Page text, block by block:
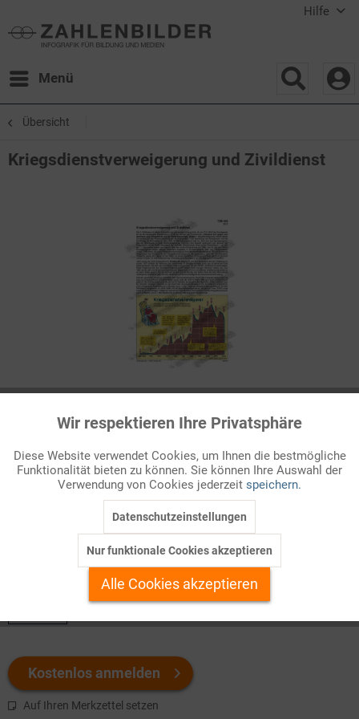
Hilfe
Menü
Übersicht
Kriegsdienstverweigerung und Zivildienst
Kriegsdienstverweigerung und Zivildienst
Der 2. Weltkrieg mit seinen Schrecken lag erst wenige Jahre
zurück, als am 23.5.1949 das Grundgesetz für die
Welchen Download brauchen Sie?
Kostenlos anmelden
Auf Ihren Merkzettel setzen
Funktionale Aktiv
Marketing Inaktiv
Personalisierung Inaktiv
Service
Wir respektieren Ihre Privatsphäre
Diese Website verwendet Cookies, um Ihnen die bestmögliche
Funktionalität bieten zu können. Sie können Ihre Auswahl der
Verwendung von Cookies jederzeit speichern.
Datenschutzeinstellungen
Nur funktionale Cookies akzeptieren
Alle Cookies akzeptieren